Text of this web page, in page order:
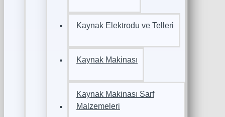
Kaynak Elektrodu ve Telleri
Kaynak Makinası
Kaynak Makinası Sarf
Malzemeleri